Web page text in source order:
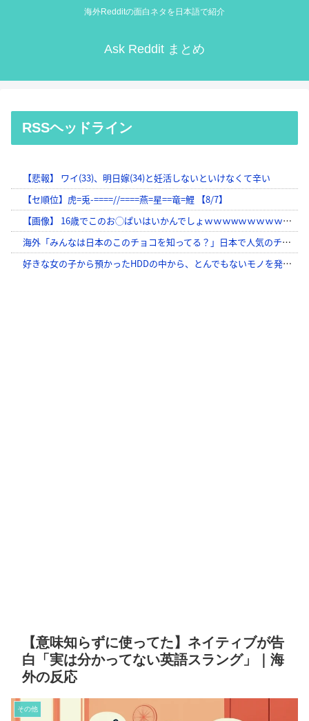
海外Redditの面白ネタを日本語で紹介
Ask Reddit まとめ
RSSヘッドライン
【意味知らずに使ってた】ネイティブが告
白「実は分かってない英語スラング」｜海
外の反応
その他